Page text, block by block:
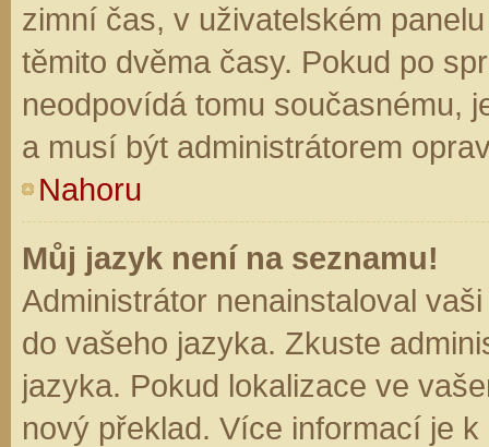
zimní čas, v uživatelském
těmito dvěma časy. Pokud po
neodpovídá tomu současnému,
a musí být administrátorem
Nahoru
Můj jazyk není na seznamu!
Administrátor nenainstaloval
do vašeho jazyka. Zkuste
jazyka. Pokud lokalizace ve
nový překlad. Více informací je